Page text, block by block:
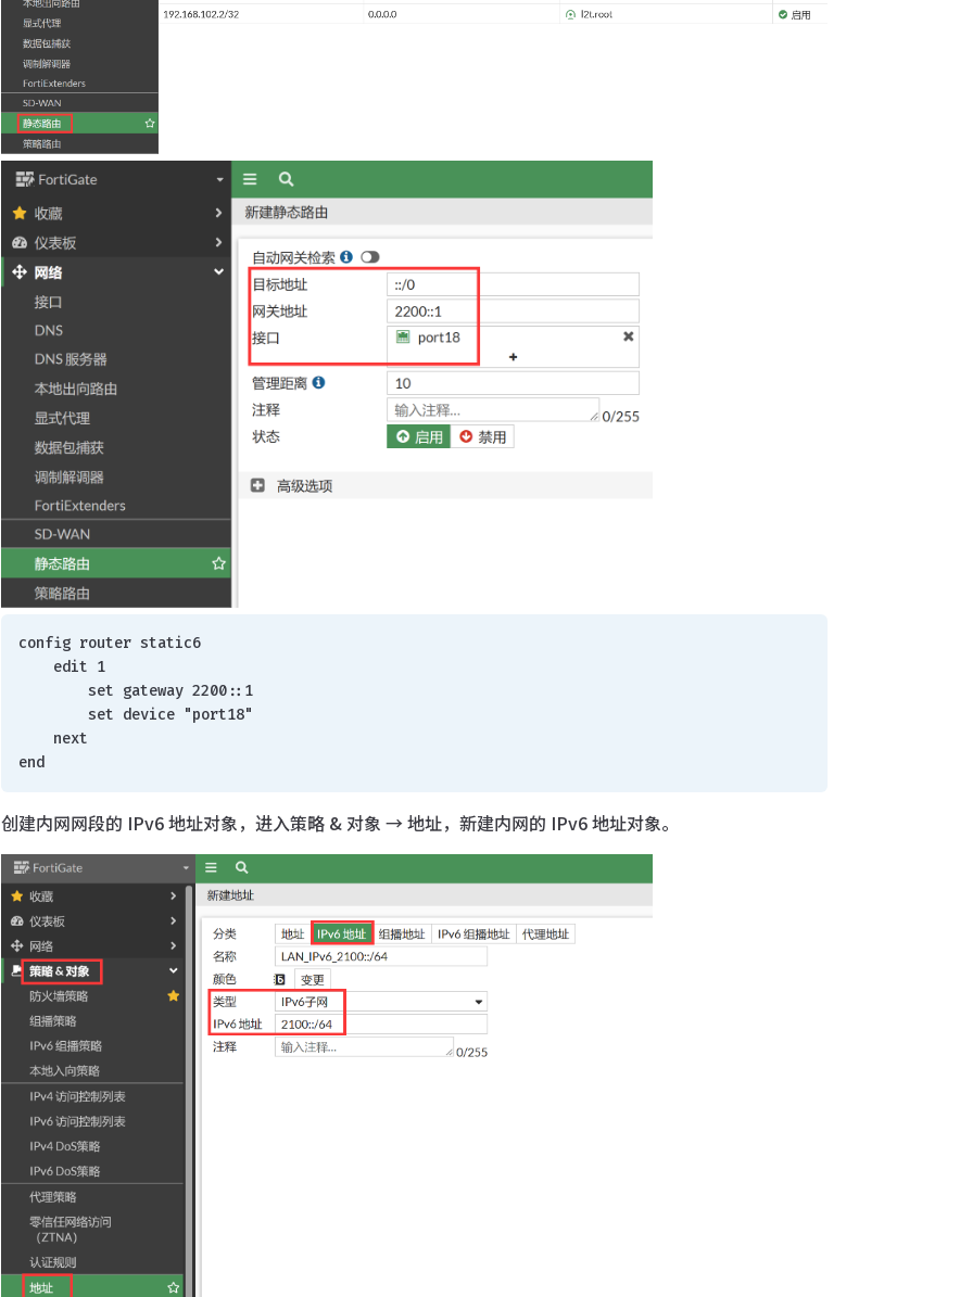
config router static6
    edit 1
        set gateway 2200::1
        set device "port18"
    next
end
创建内网网段的 IPv6 地址对象，进入策略 & 对象 → 地址，新建内网的 IPv6 地址对象。